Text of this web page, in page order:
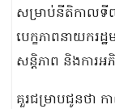
សម្រាប់នីតិកាលទី
បេក្ខភាពនាយករដ្
សន្តិភាព និងការ
គួរជម្រាបជូនថា